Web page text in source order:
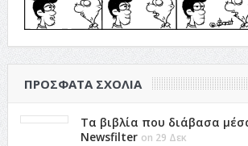
ΠΡΌΣΦΑΤΑ ΣΧΌΛΙΑ
Τα βιβλία που διάβασα
Newsfilter on 29 Δεκ